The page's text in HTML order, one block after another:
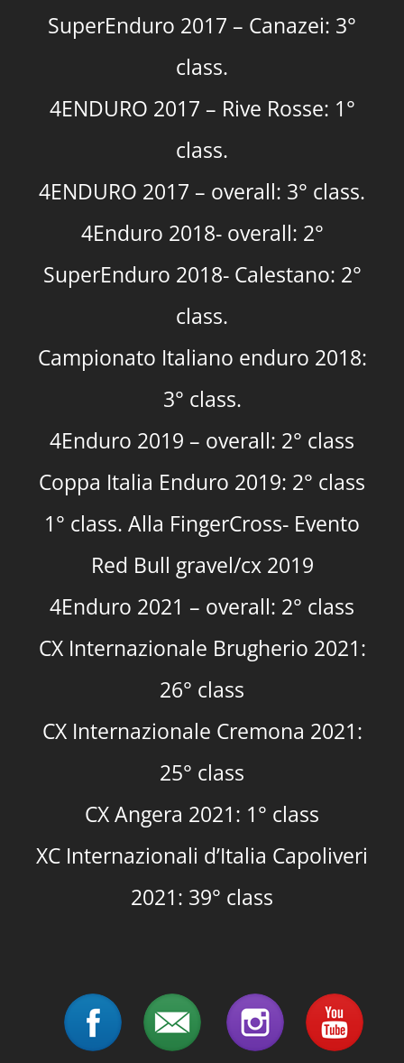
SuperEnduro 2017 – Canazei: 3°
class.
4ENDURO 2017 – Rive Rosse: 1°
class.
4ENDURO 2017 – overall: 3° class.
4Enduro 2018- overall: 2°
SuperEnduro 2018- Calestano: 2°
class.
Campionato Italiano enduro 2018:
3° class.
4Enduro 2019 – overall: 2° class
Coppa Italia Enduro 2019: 2° class
1° class. Alla FingerCross- Evento
Red Bull gravel/cx 2019
4Enduro 2021 – overall: 2° class
CX Internazionale Brugherio 2021:
26° class
CX Internazionale Cremona 2021:
25° class
CX Angera 2021: 1° class
XC Internazionali d’Italia Capoliveri
2021: 39° class